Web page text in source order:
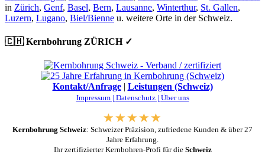
in Zürich, Genf, Basel, Bern, Lausanne, Winterthur, St. Gallen,
Luzern, Lugano, Biel/Bienne u. weitere Orte in der Schweiz.
🇨🇭 Kernbohrung ZÜRICH ✓
Kontakt/Anfrage| Leistungen (Schweiz)
Impressum | Datenschutz | Über uns
Kernbohrung Schweiz: Schweizer Präzision, zufriedene Kunden & über 27
Jahre Erfahrung.
Ihr zertifizierter Kernbohren-Profi für die Schweiz